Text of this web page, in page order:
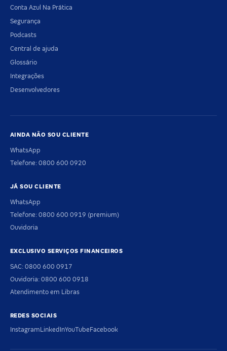
Conta Azul Na Prática
Segurança
Podcasts
Central de ajuda
Glossário
Integrações
Desenvolvedores
AINDA NÃO SOU CLIENTE
WhatsApp
Telefone: 0800 600 0920
JÁ SOU CLIENTE
WhatsApp
Telefone: 0800 600 0919 (premium)
Ouvidoria
EXCLUSIVO SERVIÇOS FINANCEIROS
SAC: 0800 600 0917
Ouvidoria: 0800 600 0918
Atendimento em Libras
REDES SOCIAIS
InstagramLinkedInYouTubeFacebook